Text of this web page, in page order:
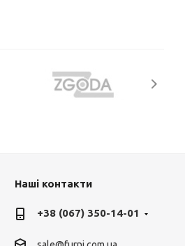
Наші контакти
+38 (067) 350-14-01